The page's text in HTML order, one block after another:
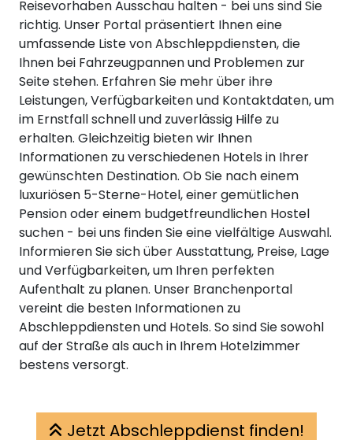
Reisevorhaben Ausschau halten - bei uns sind Sie
richtig. Unser Portal präsentiert Ihnen eine
umfassende Liste von Abschleppdiensten, die
Ihnen bei Fahrzeugpannen und Problemen zur
Seite stehen. Erfahren Sie mehr über ihre
Leistungen, Verfügbarkeiten und Kontaktdaten, um
im Ernstfall schnell und zuverlässig Hilfe zu
erhalten. Gleichzeitig bieten wir Ihnen
Informationen zu verschiedenen Hotels in Ihrer
gewünschten Destination. Ob Sie nach einem
luxuriösen 5-Sterne-Hotel, einer gemütlichen
Pension oder einem budgetfreundlichen Hostel
suchen - bei uns finden Sie eine vielfältige Auswahl.
Informieren Sie sich über Ausstattung, Preise, Lage
und Verfügbarkeiten, um Ihren perfekten
Aufenthalt zu planen. Unser Branchenportal
vereint die besten Informationen zu
Abschleppdiensten und Hotels. So sind Sie sowohl
auf der Straße als auch in Ihrem Hotelzimmer
bestens versorgt.
Jetzt Abschleppdienst finden!